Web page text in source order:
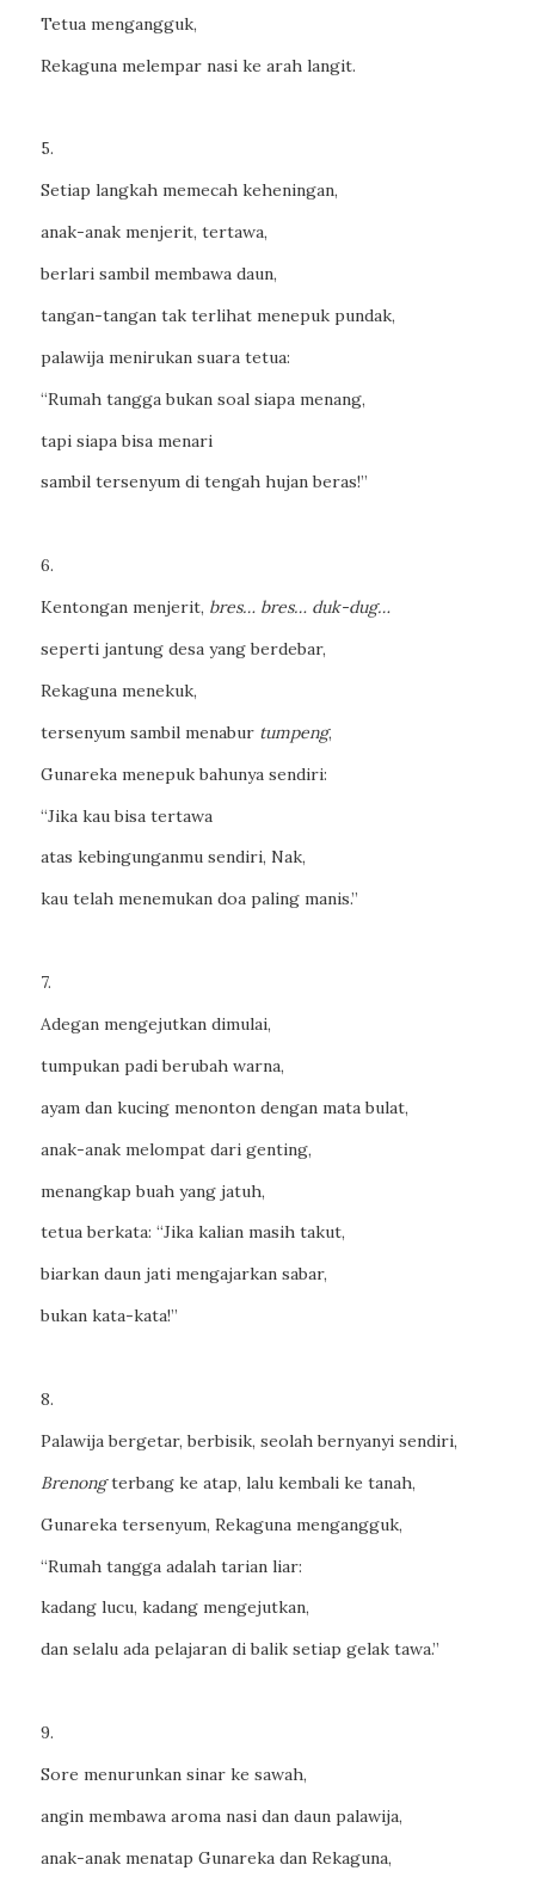
Tetua mengangguk,
Rekaguna melempar nasi ke arah langit.
5.
Setiap langkah memecah keheningan,
anak-anak menjerit, tertawa,
berlari sambil membawa daun,
tangan-tangan tak terlihat menepuk pundak,
palawija menirukan suara tetua:
“Rumah tangga bukan soal siapa menang,
tapi siapa bisa menari
sambil tersenyum di tengah hujan beras!”
6.
Kentongan menjerit, bres… bres… duk-dug…
seperti jantung desa yang berdebar,
Rekaguna menekuk,
tersenyum sambil menabur tumpeng,
Gunareka menepuk bahunya sendiri:
“Jika kau bisa tertawa
atas kebingunganmu sendiri, Nak,
kau telah menemukan doa paling manis.”
7.
Adegan mengejutkan dimulai,
tumpukan padi berubah warna,
ayam dan kucing menonton dengan mata bulat,
anak-anak melompat dari genting,
menangkap buah yang jatuh,
tetua berkata: “Jika kalian masih takut,
biarkan daun jati mengajarkan sabar,
bukan kata-kata!”
8.
Palawija bergetar, berbisik, seolah bernyanyi sendiri,
Brenongterbang ke atap, lalu kembali ke tanah,
Gunareka tersenyum, Rekaguna mengangguk,
“Rumah tangga adalah tarian liar:
kadang lucu, kadang mengejutkan,
dan selalu ada pelajaran di balik setiap gelak tawa.”
9.
Sore menurunkan sinar ke sawah,
angin membawa aroma nasi dan daun palawija,
anak-anak menatap Gunareka dan Rekaguna,